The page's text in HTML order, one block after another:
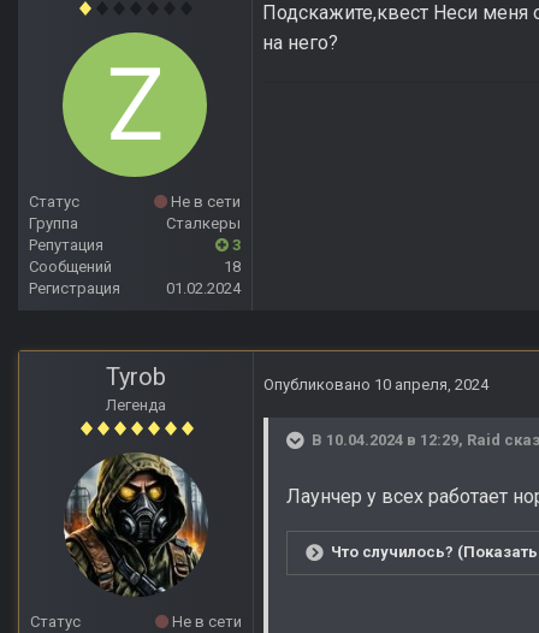
Статус
Не в сети
Группа
Сталкеры
Репутация
3
Сообщений
18
Регистрация
01.02.2024
Подскажите,квест Неси меня
на него?
Tyrob
Легенда
Статус
Не в сети
Опубликовано 10 апреля, 2024
В 10.04.2024 в 12:29, Raid
Лаунчер у всех работает
Что случилось?